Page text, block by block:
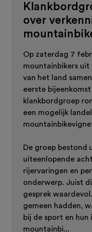
over
Op zaterdag 7
mountainbikers uit
van het land
eerste
klankbordgroep
een mogelijk
De groep bestond
uiteenlopende
rijervaringen en
onderwerp. Juist
gesprek
gemeen hadden,
bij de sport en hun
mountainbi...